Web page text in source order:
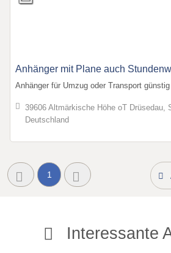
Anhänger mit Plane auch
Anhänger für Umzug oder Transport
39606 Altmärkische Höhe oT Drüsedau,
Deutschland
1
Interessante